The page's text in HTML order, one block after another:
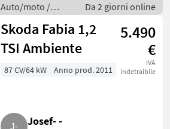
Auto/moto /
Berline
Da 2 giorni online
Skoda Fabia 1,2
TSI Ambiente
5.490
€
IVA
indetraibile
87 CV/64 kW Anno prod. 2011
Josef- -